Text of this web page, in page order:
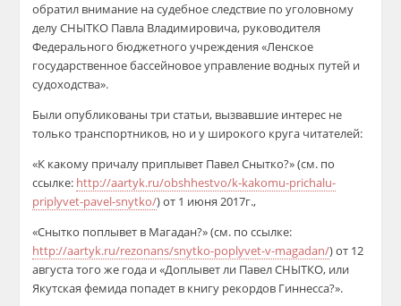
обратил внимание на судебное следствие по уголовному
делу СНЫТКО Павла Владимировича, руководителя
Федерального бюджетного учреждения «Ленское
государственное бассейновое управление водных путей и
судоходства».
Были опубликованы три статьи, вызвавшие интерес не
только транспортников, но и у широкого круга читателей:
«К какому причалу приплывет Павел Снытко?» (см. по
ссылке: http://aartyk.ru/obshhestvo/k-kakomu-prichalu-
priplyvet-pavel-snytko/) от 1 июня 2017г.,
«Снытко поплывет в Магадан?» (см. по ссылке:
http://aartyk.ru/rezonans/snytko-poplyvet-v-magadan/) от 12
августа того же года и «Доплывет ли Павел СНЫТКО, или
Якутская фемида попадет в книгу рекордов Гиннесса?».